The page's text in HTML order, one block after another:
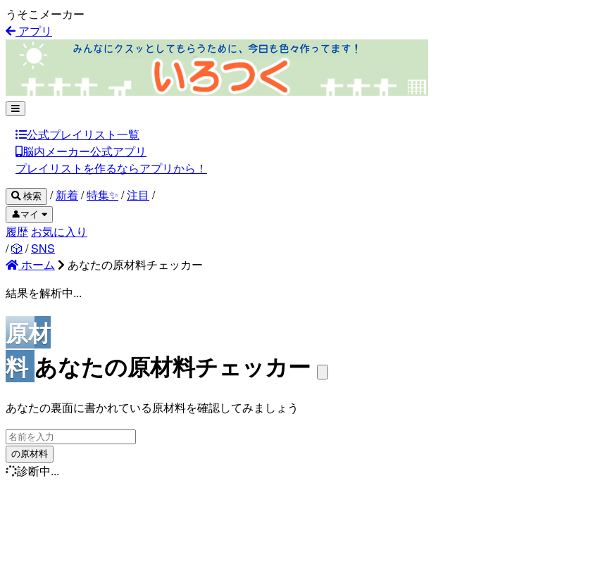
うそこメーカー
アプリ
公式プレイリスト一覧
脳内メーカー公式アプリ
プレイリストを作るならアプリから！
検索 / 新着/特集✨ /注目 /
👤マイ
履歴 お気に入り
/🎲 /SNS
ホーム
あなたの原材料チェッカー
結果を解析中...
原材
料 あなたの原材料チェッカー
あなたの裏面に書かれている原材料を確認してみましょう
の原材料
診断中...